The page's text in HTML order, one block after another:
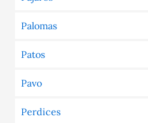
Palomas
Patos
Pavo
Perdices